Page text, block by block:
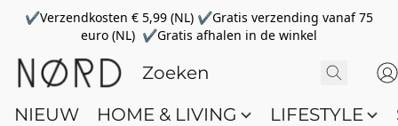
✔Verzendkosten € 5,99 (NL) ✔Gratis verzending vanaf 75
euro (NL) ✔Gratis afhalen in de winkel
NIEUW HOME & LIVING LIFESTYLE